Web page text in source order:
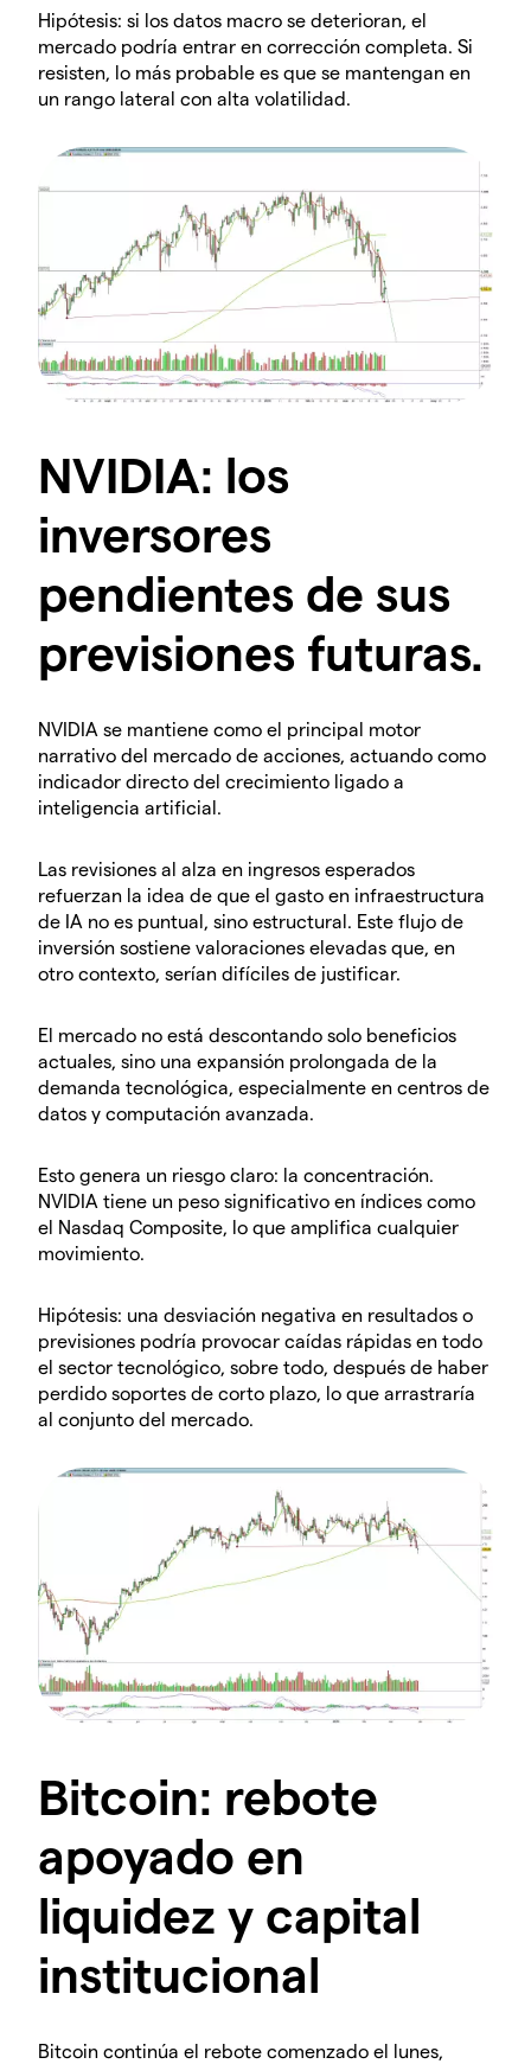
Hipótesis: si los datos macro se deterioran, el
mercado podría entrar en corrección completa. Si
resisten, lo más probable es que se mantengan en
un rango lateral con alta volatilidad.
NVIDIA: los
inversores
pendientes de sus
previsiones futuras.
NVIDIA se mantiene como el principal motor
narrativo del mercado de acciones, actuando como
indicador directo del crecimiento ligado a
inteligencia artificial.
Las revisiones al alza en ingresos esperados
refuerzan la idea de que el gasto en infraestructura
de IA no es puntual, sino estructural. Este flujo de
inversión sostiene valoraciones elevadas que, en
otro contexto, serían difíciles de justificar.
El mercado no está descontando solo beneficios
actuales, sino una expansión prolongada de la
demanda tecnológica, especialmente en centros de
datos y computación avanzada.
Esto genera un riesgo claro: la concentración.
NVIDIA tiene un peso significativo en índices como
el Nasdaq Composite, lo que amplifica cualquier
movimiento.
Hipótesis: una desviación negativa en resultados o
previsiones podría provocar caídas rápidas en todo
el sector tecnológico, sobre todo, después de haber
perdido soportes de corto plazo, lo que arrastraría
al conjunto del mercado.
Bitcoin: rebote
apoyado en
liquidez y capital
institucional
Bitcoin continúa el rebote comenzado el lunes,